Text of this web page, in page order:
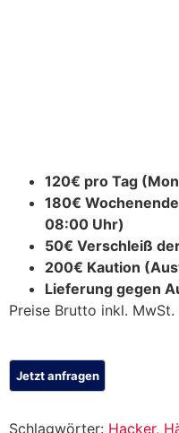
120€ pro Tag
180€
08:00 Uhr)
50€ Verschleiß
200€ Kaution
Lieferung gegen
Preise Brutto inkl. MwSt.
Schlagwörter: Hacker,